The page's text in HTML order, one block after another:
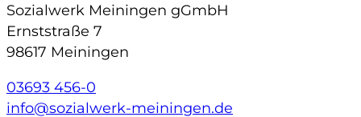
Sozialwerk Meiningen gGmbH
Ernststraße 7
98617 Meiningen
03693 456-0
info@sozialwerk-meiningen.de